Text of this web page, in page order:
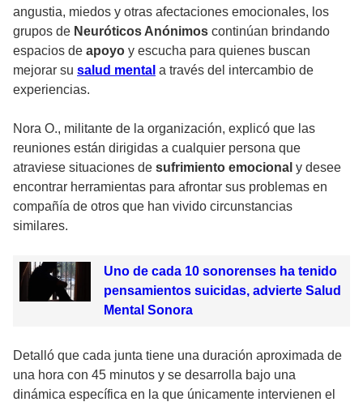
angustia, miedos y otras afectaciones emocionales, los
grupos de Neuróticos Anónimos continúan brindando
espacios de apoyo y escucha para quienes buscan
mejorar su salud mental a través del intercambio de
experiencias.
Nora O., militante de la organización, explicó que las
reuniones están dirigidas a cualquier persona que
atraviese situaciones de sufrimiento emocional y desee
encontrar herramientas para afrontar sus problemas en
compañía de otros que han vivido circunstancias
similares.
Uno de cada 10 sonorenses ha tenido
pensamientos suicidas, advierte Salud
Mental Sonora
Detalló que cada junta tiene una duración aproximada de
una hora con 45 minutos y se desarrolla bajo una
dinámica específica en la que únicamente intervienen el